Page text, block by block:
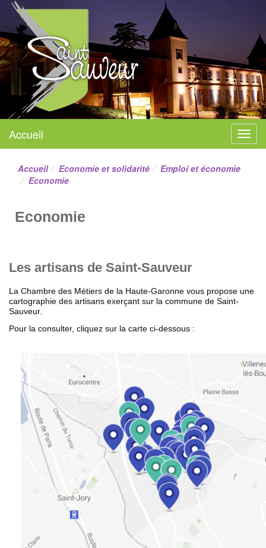
Mairie de Saint-Sauveur
Site officiel
Menu
Accueil
Accueil Economie et solidarité
Emploi et économie
Economie
Economie
Les artisans de Saint-Sauveur
La Chambre des Métiers de la Haute-Garonne vous propose une
cartographie des artisans exerçant sur la commune de Saint-
Sauveur.
Pour la consulter, cliquez sur la carte ci-dessous :